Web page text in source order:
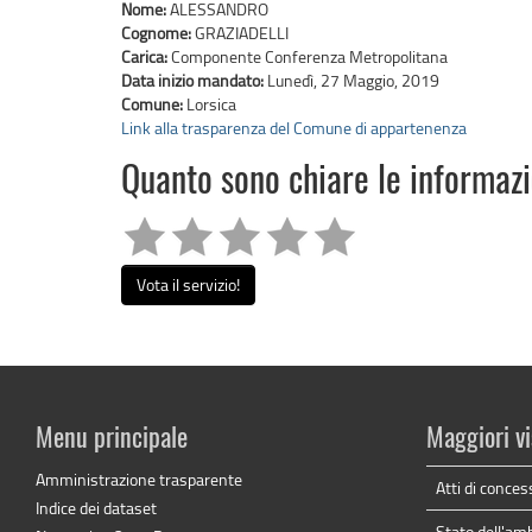
Nome:ALESSANDRO
Cognome:GRAZIADELLI
Carica:Componente Conferenza Metropolitana
Data inizio mandato: Lunedì, 27 Maggio, 2019
Comune: Lorsica
Link alla trasparenza del Comune di appartenenza
Quanto sono chiare le
Vota il servizio!
Menu principale
Amministrazione trasparente
Indice dei dataset
Maggiori
Atti di